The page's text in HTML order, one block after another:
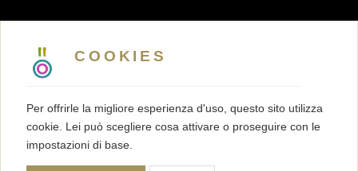
COOKIES
Per offrirle la migliore esperienza d'uso, questo sito utilizza
cookie. Lei può scegliere cosa attivare o proseguire con le
impostazioni di base.
5 X MILLE
MEMBERSHIP
TRASPARENZA
TERMINI E CONDIZIONI
PRIVACY